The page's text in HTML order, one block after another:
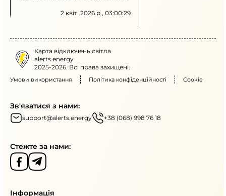
користування потужними
2 квіт. 2026 р., 03:00:29
Карта відключень світла
alerts.energy
2025-2026. Всі права захищені.
Умови використання Політика конфіденційності Cookie
Зв'язатися з нами:
support@alerts.energy +38 (068) 998 76 18
Стежте за нами:
Інформація